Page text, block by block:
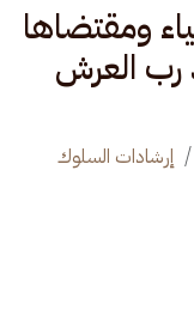
ومقتضاها
العرش
إرشادات السلوك